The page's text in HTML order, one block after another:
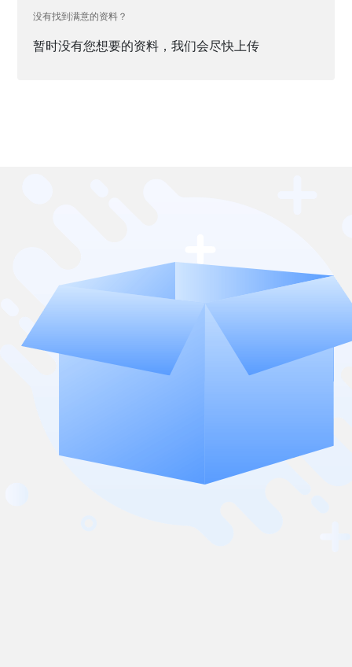
没有找到满意的资料？
暂时没有您想要的资料，我们会尽快上传